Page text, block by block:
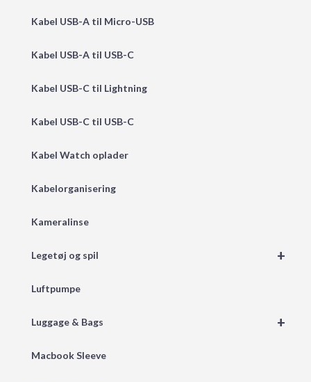
Kabel USB-A til Micro-USB
Kabel USB-A til USB-C
Kabel USB-C til Lightning
Kabel USB-C til USB-C
Kabel Watch oplader
Kabelorganisering
Kameralinse
+
Legetøj og spil
Luftpumpe
+
Luggage & Bags
Macbook Sleeve